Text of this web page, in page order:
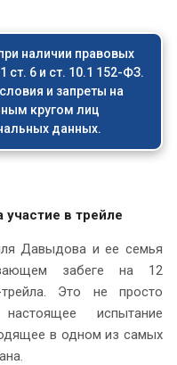
наличии правовых
ст. 6 и ст. 10.1 152-ФЗ.
и запреты на
кругом лиц
данных.
в трейле
Давыдова и ее семья
забеге на 12
Это не просто
испытание
в одном из самых